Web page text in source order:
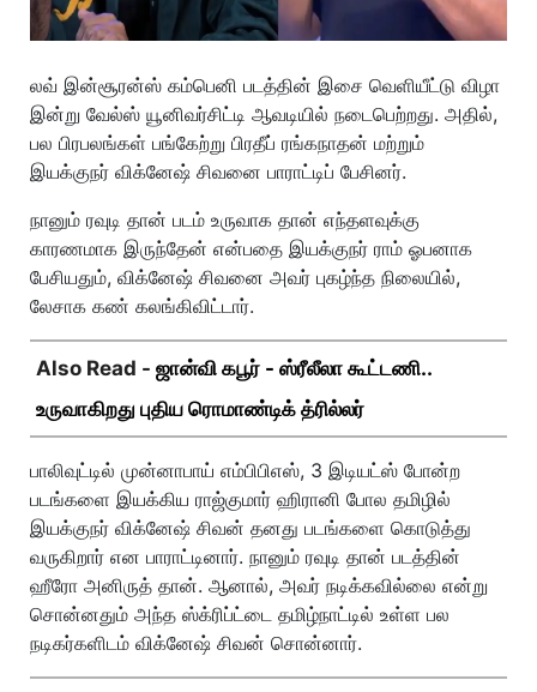
லவ் இன்சூரன்ஸ் கம்பெனி படத்தின் இசை வெளியீட்டு விழா
இன்று வேல்ஸ் யூனிவர்சிட்டி ஆவடியில் நடைபெற்றது. அதில்,
பல பிரபலங்கள் பங்கேற்று பிரதீப் ரங்கநாதன் மற்றும்
இயக்குநர் விக்னேஷ் சிவனை பாராட்டிப் பேசினர்.
நானும் ரவுடி தான் படம் உருவாக தான் எந்தளவுக்கு
காரணமாக இருந்தேன் என்பதை இயக்குநர் ராம் ஓபனாக
பேசியதும், விக்னேஷ் சிவனை அவர் புகழ்ந்த நிலையில்,
லேசாக கண் கலங்கிவிட்டார்.
Also Read - ஜான்வி கபூர் - ஸ்ரீலீலா கூட்டணி..
உருவாகிறது புதிய ரொமாண்டிக் த்ரில்லர்
பாலிவுட்டில் முன்னாபாய் எம்பிபிஎஸ், 3 இடியட்ஸ் போன்ற
படங்களை இயக்கிய ராஜ்குமார் ஹிரானி போல தமிழில்
இயக்குநர் விக்னேஷ் சிவன் தனது படங்களை கொடுத்து
வருகிறார் என பாராட்டினார். நானும் ரவுடி தான் படத்தின்
ஹீரோ அனிருத் தான். ஆனால், அவர் நடிக்கவில்லை என்று
சொன்னதும் அந்த ஸ்க்ரிப்ட்டை தமிழ்நாட்டில் உள்ள பல
நடிகர்களிடம் விக்னேஷ் சிவன் சொன்னார்.